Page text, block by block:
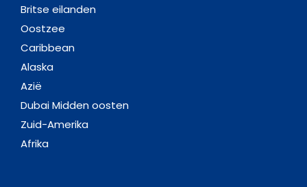
Britse eilanden
Oostzee
Caribbean
Alaska
Azië
Dubai Midden oosten
Zuid-Amerika
Afrika